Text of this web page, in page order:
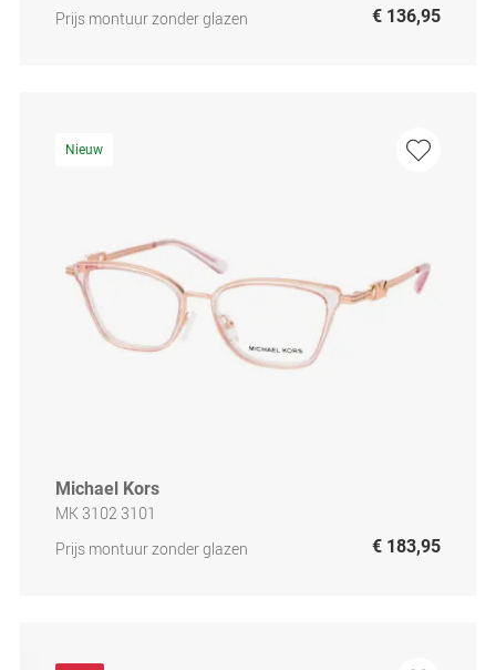
Prijs montuur zonder glazen
€ 136,95
Nieuw
Michael Kors
MK 3102 3101
Prijs montuur zonder glazen
€ 183,95